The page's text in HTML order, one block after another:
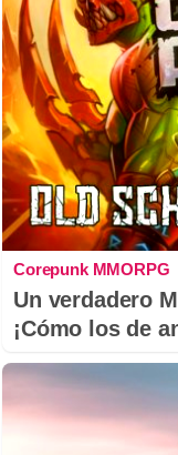
Corepunk MMORPG
Un verdadero
¡Cómo los de